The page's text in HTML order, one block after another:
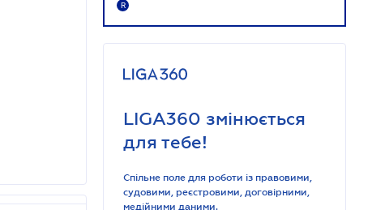
R
LIGA360 змінюється
для тебе!
Спільне поле для роботи із правовими,
судовими, реєстровими, договірними,
медійними даними.